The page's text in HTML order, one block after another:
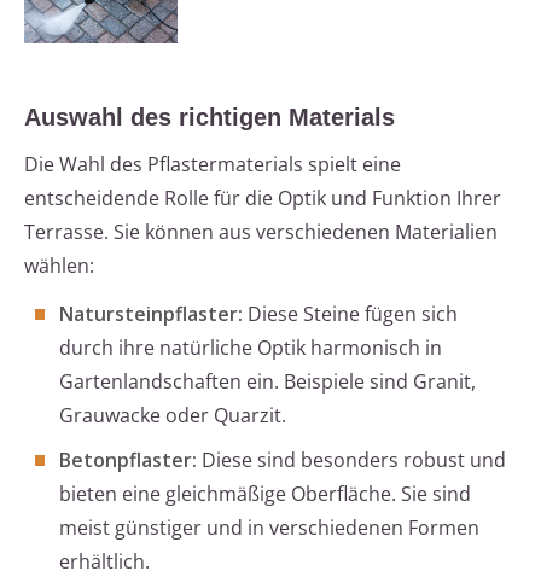
Auswahl des richtigen Materials
Die Wahl des Pflastermaterials spielt eine
entscheidende Rolle für die Optik und Funktion Ihrer
Terrasse. Sie können aus verschiedenen Materialien
wählen:
Natursteinpflaster: Diese Steine fügen sich
durch ihre natürliche Optik harmonisch in
Gartenlandschaften ein. Beispiele sind Granit,
Grauwacke oder Quarzit.
Betonpflaster: Diese sind besonders robust und
bieten eine gleichmäßige Oberfläche. Sie sind
meist günstiger und in verschiedenen Formen
erhältlich.